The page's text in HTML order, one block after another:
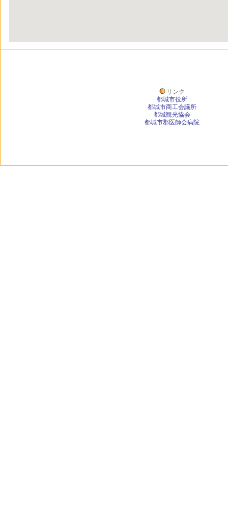
リンク
都城市役所
都城市商工会議所
都城観光協会
都城市郡医師会病院